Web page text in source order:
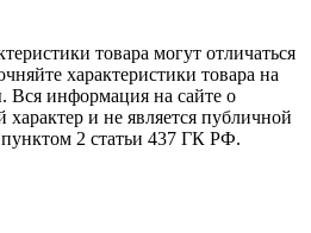
товара могут отличаться
характеристики товара на
Вся информация на сайте о
и не является публичной
2 статьи 437 ГК РФ.